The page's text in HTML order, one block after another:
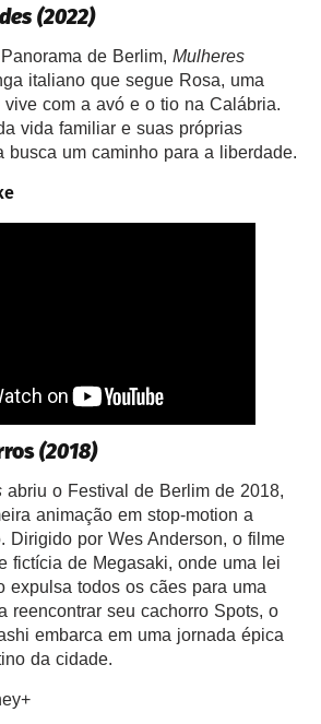
(2022)
de Berlim, Mulheres
italiano que segue Rosa, uma
com a avó e o tio na Calábria.
vida familiar e suas próprias
busca um caminho para a liberdade.
(2018)
abriu o Festival de Berlim de 2018,
animação em stop-motion a
Dirigido por Wes Anderson, o filme
fictícia de Megasaki, onde uma lei
expulsa todos os cães para uma
reencontrar seu cachorro Spots, o
embarca em uma jornada épica
da cidade.